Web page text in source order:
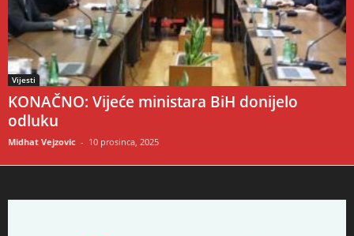
Vijesti
KONAČNO: Vijeće ministara BiH donijelo
odluku
Midhat Vejzovic - 10 prosinca, 2025